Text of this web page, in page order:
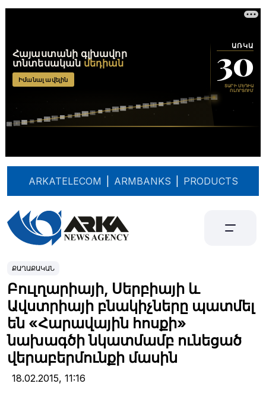
ARKATELECOM ARMBANKS PRODUCTS
ՔԱՂԱՔԱԿԱՆ
Բուլղարիայի, Սերբիայի և
Ավստրիայի բնակիչները պատմել
են «Հարավային հոսքի»
նախագծի նկատմամբ ունեցած
վերաբերմունքի մասին
18.02.2015, 11:16